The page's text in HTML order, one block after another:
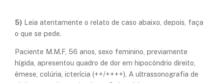
5) Leia atentamente o relato de caso abaixo, depois, faça
o que se pede.
Paciente M.M.F, 56 anos, sexo feminino, previamente
hígida, apresentou quadro de dor em hipocôndrio direito,
êmese, colúria, icterícia (++/++++). A ultrassonografia de